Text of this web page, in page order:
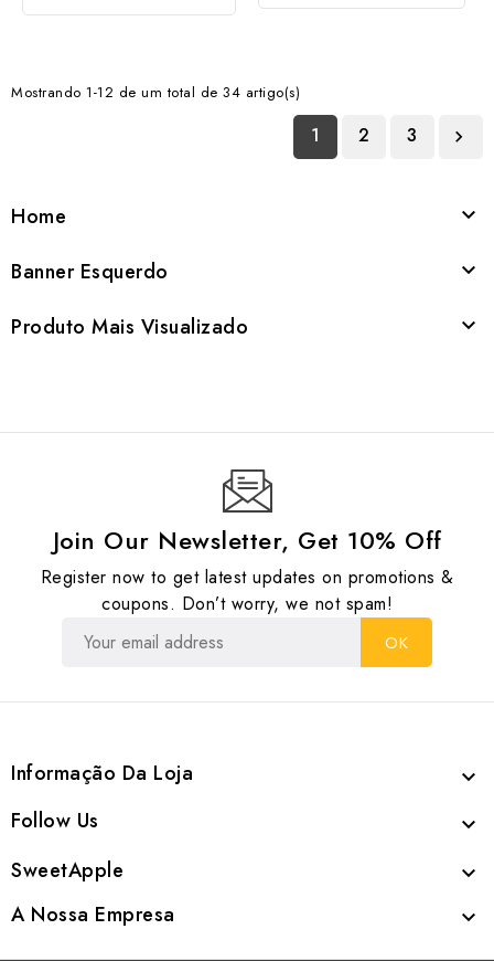
Mostrando 1-12 de um total de 34 artigo(s)
1 2 3 
Home 
Banner Esquerdo 
Produto Mais Visualizado 
Join Our Newsletter, Get 10% Off
Register now to get latest updates on promotions &
coupons. Don’t worry, we not spam!
Informação Da Loja 
Follow Us 
SweetApple 
A Nossa Empresa 